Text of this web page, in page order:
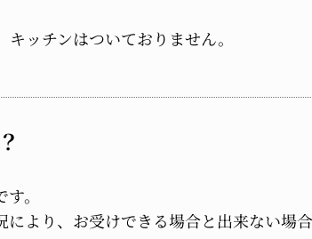
ッチンはついておりません。
。
より、お受けできる場合と出来ない場